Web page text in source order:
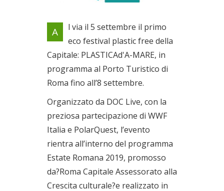
Primo eco festival plastic free
di Roma
Dal 23/08/2019 al
08/09/2019
A
l via il 5 settembre il primo
eco festival plastic free della
Capitale: PLASTICAd'A-MARE, in
programma al Porto Turistico di
Roma fino all’8 settembre.
Organizzato da DOC Live, con la
preziosa partecipazione di WWF
Italia e PolarQuest, l’evento
rientra all’interno del programma
Estate Romana 2019, promosso
da?Roma Capitale Assessorato alla
Crescita culturale?e realizzato in